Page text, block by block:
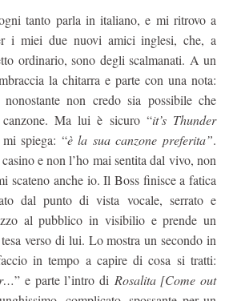
tanto parla in italiano, e mi ritrovo a
i miei due nuovi amici inglesi, che, a
ordinario, sono degli scalmanati. A un
la chitarra e parte con una nota:
nonostante non credo sia possibile che
Ma lui è sicuro “it’s Thunder
spiega: “è la sua canzone preferita”.
e non l’ho mai sentita dal vivo, non
scateno anche io. Il Boss finisce a fatica
dal punto di vista vocale, serrato e
al pubblico in visibilio e prende un
verso di lui. Lo mostra un secondo in
in tempo a capire di cosa si tratti:
” e parte l’intro di Rosalita [Come out